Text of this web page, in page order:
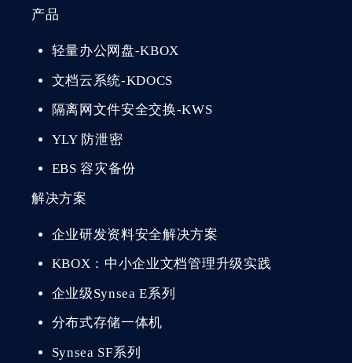
产品
轻量办公网盘-KBOX
文档云系统-KDOCS
隔离网文件安全交换-KWS
YLY 防泄密
EBS 容灾备份
解决方案
企业研发资料安全解决方案
KBOX：中小企业文档管理升级实践
企业级Synsea E系列
分布式存储一体机
Synsea SF系列